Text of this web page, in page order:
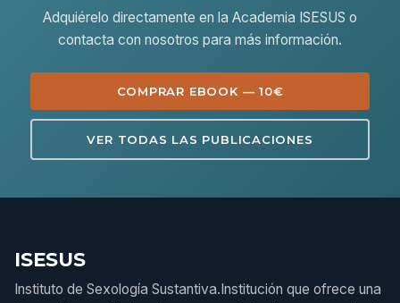
Adquiérelo directamente en la Academia ISESUS o
contacta con nosotros para más información.
COMPRAR EBOOK — 10€
VER TODAS LAS PUBLICACIONES
ISESUS
Instituto de Sexología Sustantiva.Institución que ofrece una